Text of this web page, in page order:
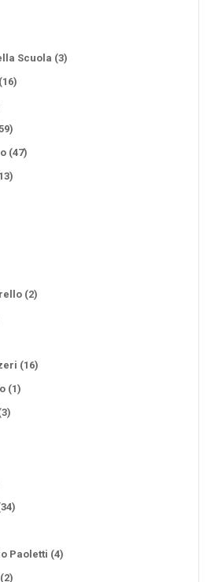
Scuola (3)
(16)
(47)
(2)
(16)
(1)
Paoletti (4)
(2)